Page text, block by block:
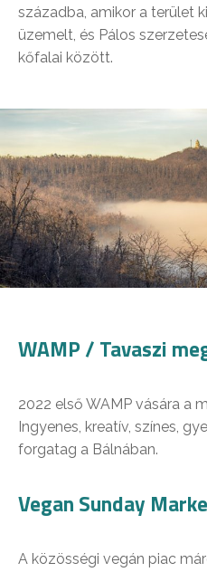
századba, amikor a terület
üzemelt, és Pálos
kőfalai között.
WAMP / Tavaszi
2022 első WAMP vására a
Ingyenes, kreatív, színes,
forgatag a Bálnában.
Vegan Sunday
A közösségi vegán piac